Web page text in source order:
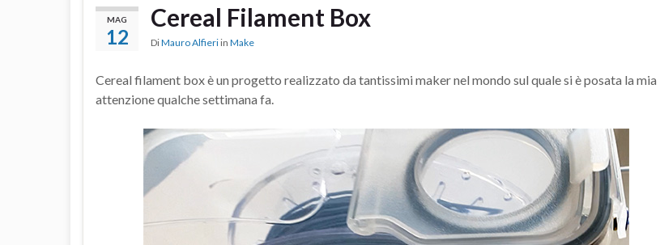
MAG
12
Cereal Filament Box
DiMauro Alfieri in Make
Cereal filament box è un progetto realizzato da tantissimi maker nel mondo sul quale si è posata la mia
attenzione qualche settimana fa.